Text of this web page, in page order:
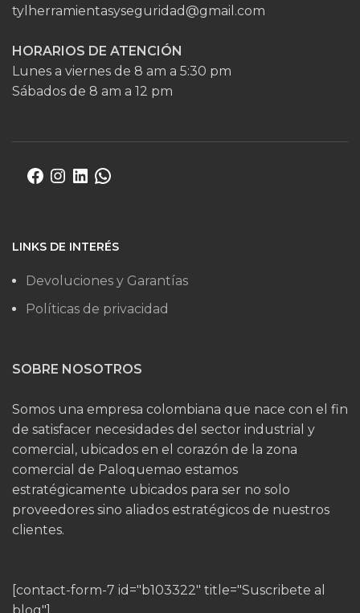
tylherramientasyseguridad@gmail.com
HORARIOS DE ATENCIÓN
Lunes a viernes de 8 am a 5:30 pm
Sábados de 8 am a 12 pm
LINKS DE INTERÉS
Devoluciones y Garantías
Políticas de privacidad
SOBRE NOSOTROS
Somos una empresa colombiana que nace con el fin
de satisfacer necesidades del sector industrial y
comercial, ubicados en el corazón de la zona
comercial de Paloquemao estamos
estratégicamente ubicados para ser no solo
proveedores sino aliados estratégicos de nuestros
clientes.
[contact-form-7 id="b103322" title="Suscribete al